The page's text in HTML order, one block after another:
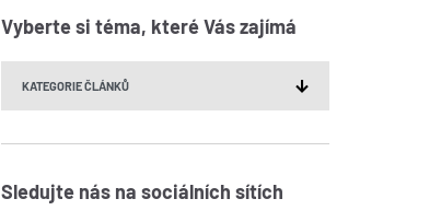
Vyberte si téma, které Vás zajímá
Sledujte nás na sociálních sítích